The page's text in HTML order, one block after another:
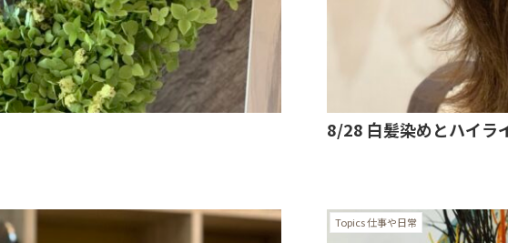
8/28 白髪染めとハイラ
Topics 仕事や日常